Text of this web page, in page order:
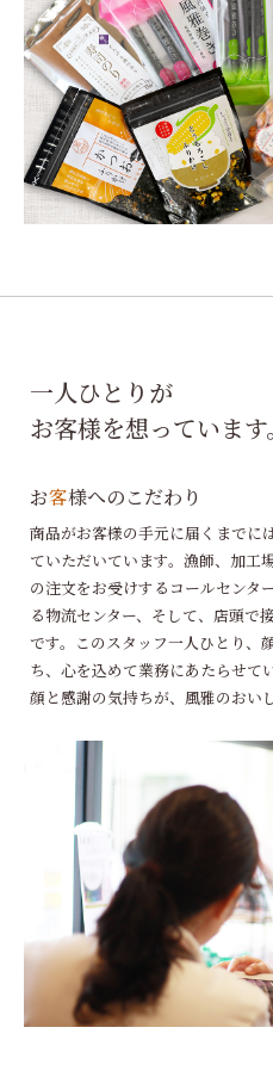
一人ひとりが
お客様を想っています。
お客様へのこだわり
商品がお客様の手元に届くまでに
ていただいています。漁師、加工
の注文をお受けするコールセンタ
る物流センター、そして、店頭で
です。このスタッフ一人ひとり、
ち、心を込めて業務にあたらせて
顔と感謝の気持ちが、風雅のおい